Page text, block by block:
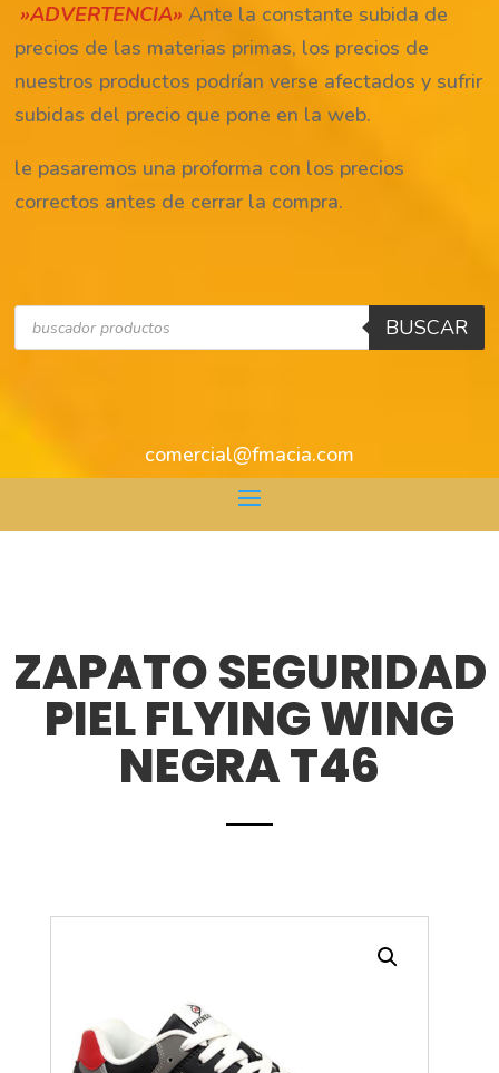
»ADVERTENCIA» Ante la constante subida de
precios de las materias primas, los precios de
nuestros productos podrían verse afectados y sufrir
subidas del precio que pone en la web.
le pasaremos una proforma con los precios
correctos antes de cerrar la compra.
Búsqueda
de
productos
BUSCAR
comercial@fmacia.com
ZAPATO SEGURIDAD
PIEL FLYING WING
NEGRA T46